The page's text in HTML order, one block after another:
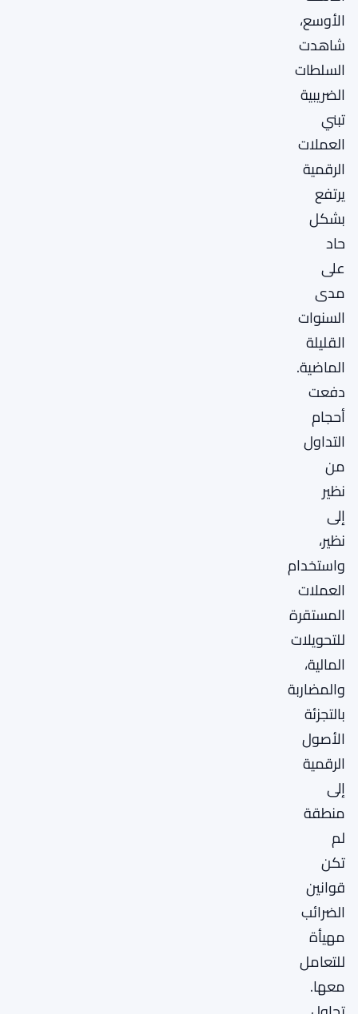
الأوسع،
شاهدت
السلطات
الضريبية
تبني
العملات
الرقمية
يرتفع
بشكل
حاد
على
مدى
السنوات
القليلة
الماضية.
دفعت
أحجام
التداول
من
نظير
إلى
نظير،
واستخدام
العملات
المستقرة
للتحويلات
المالية،
والمضاربة
بالتجزئة
الأصول
الرقمية
إلى
منطقة
لم
تكن
قوانين
الضرائب
مهيأة
للتعامل
معها.